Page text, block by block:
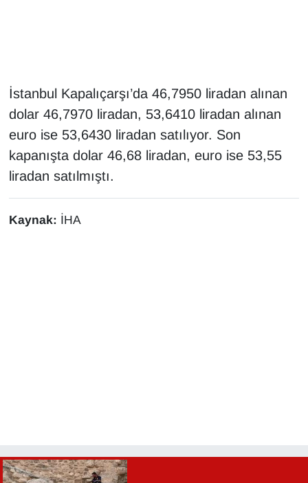
İstanbul Kapalıçarşı’da 46,7950 liradan alınan
dolar 46,7970 liradan, 53,6410 liradan alınan
euro ise 53,6430 liradan satılıyor. Son
kapanışta dolar 46,68 liradan, euro ise 53,55
liradan satılmıştı.
Kaynak: İHA
HABERDE İNSAN
İngilizce
Kadın
Kamu Alımları
POLİTİKA